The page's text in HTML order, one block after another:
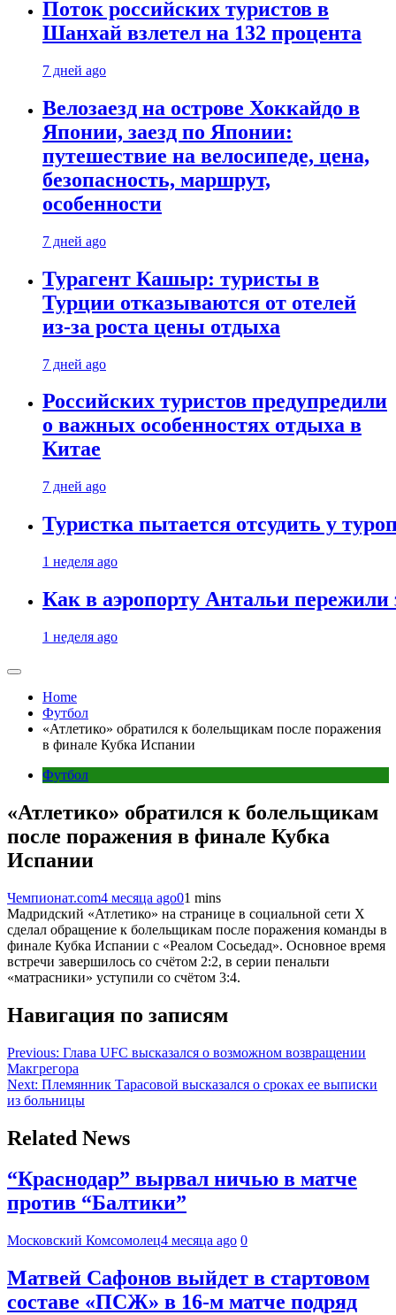
Поток российских туристов в
Шанхай взлетел на 132 процента
7 дней ago
Велозаезд на острове Хоккайдо в
Японии, заезд по Японии:
путешествие на велосипеде, цена,
безопасность, маршрут,
особенности
7 дней ago
Турагент Кашыр: туристы в
Турции отказываются от отелей
из-за роста цены отдыха
7 дней ago
Российских туристов предупредили
о важных особенностях отдыха в
Китае
7 дней ago
Туристка пытается отсудить у
1 неделя ago
Как в аэропорту Антальи
1 неделя ago
Home
Футбол
«Атлетико» обратился к болельщикам после поражения
в финале Кубка Испании
Футбол
«Атлетико» обратился к болельщикам
после поражения в финале Кубка
Испании
Чемпионат.com4 месяца ago01 mins
Мадридский «Атлетико» на странице в социальной сети X
сделал обращение к болельщикам после поражения команды в
финале Кубка Испании с «Реалом Сосьедад». Основное время
встречи завершилось со счётом 2:2, в серии пенальти
«матрасники» уступили со счётом 3:4.
Навигация по записям
Previous: Глава UFC высказался о возможном возвращении
Макгрегора
Next: Племянник Тарасовой высказался о сроках ее выписки
из больницы
Related News
“Краснодар” вырвал ничью в матче
против “Балтики”
Московский Комсомолец4 месяца ago 0
Матвей Сафонов выйдет в стартовом
составе «ПСЖ» в 16-м матче подряд